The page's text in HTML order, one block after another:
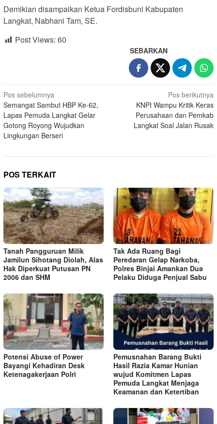
Demikian disampaikan Ketua Fordisbuni Kabupaten
Langkat, Nabhani Tam, SE.
Post Views: 60
SEBARKAN
Navigasi
pos
Pos sebelumnya
Semangat Sambut HBP Ke-62,
Lapas Pemuda Langkat Gelar
Gotong Royong Wujudkan
Lingkungan Berseri
Pos berikutnya
KNPI Wampu Kritik Keras
Perusahaan dan Pemkab
Langkat Soal Jalan Rusak
POS TERKAIT
Tanah Pangguruan Milik
Jamilun Sihotang Diolah, Alas
Hak Diperkuat Putusan PN
2006 dan SHM
Tak Ada Ruang Bagi
Peredaran Gelap Narkoba,
Polres Binjai Amankan Dua
Pelaku Diduga Penjual Sabu
Potensi Abuse of Power
Bayangi Kehadiran Desk
Ketenagakerjaan Polri
Pemusnahan Barang Bukti
Hasil Razia Kamar Hunian
wujud Komitmen Lapas
Pemuda Langkat Menjaga
Keamanan dan Ketertiban